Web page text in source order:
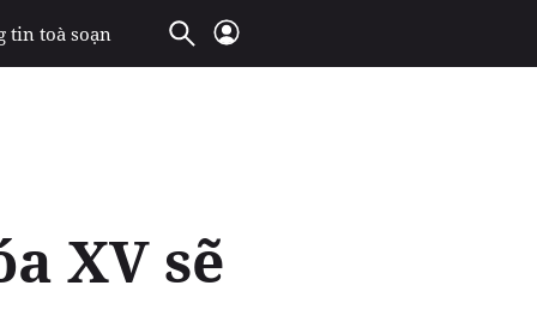
tin toà soạn
XV sẽ